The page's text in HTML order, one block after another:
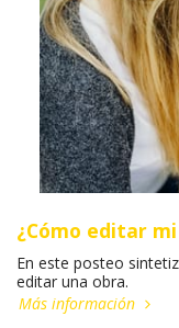
¿Cómo editar
En este posteo
editar una obra.
Más información